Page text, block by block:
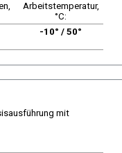
Arbeitstemperatur,
°C:
-10° / 50°
mit